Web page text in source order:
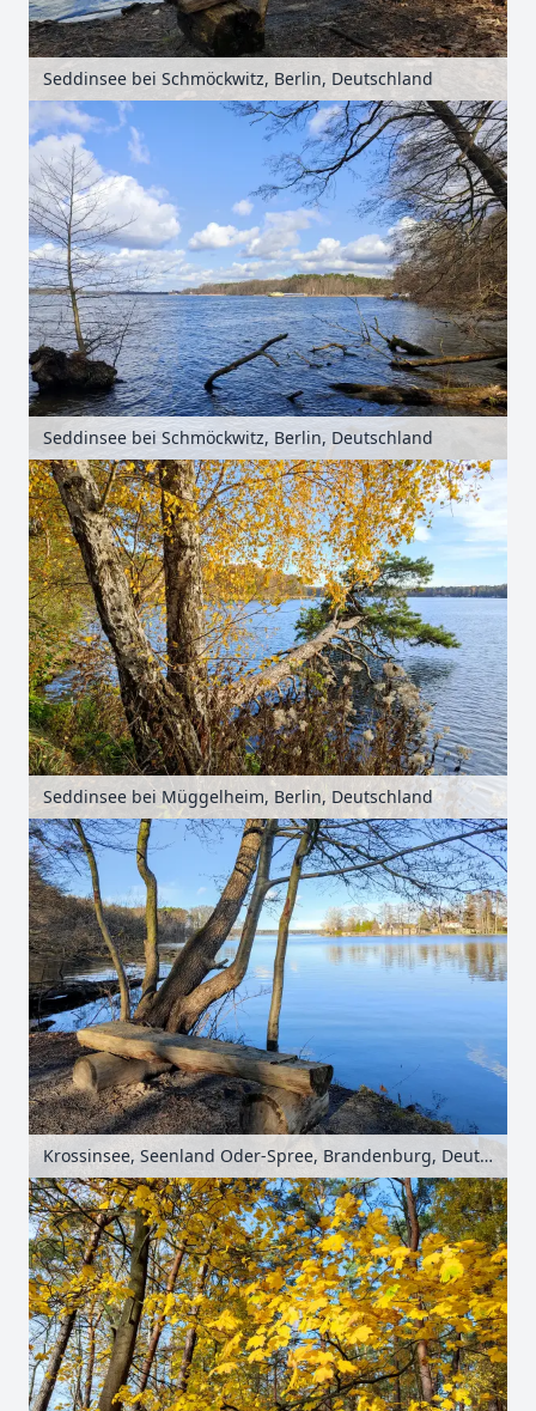
Seddinsee bei Schmöckwitz, Berlin, Deutschland
Seddinsee bei Schmöckwitz, Berlin, Deutschland
Seddinsee bei Müggelheim, Berlin, Deutschland
Krossinsee, Seenland Oder-Spree, Brandenburg, Deutschland